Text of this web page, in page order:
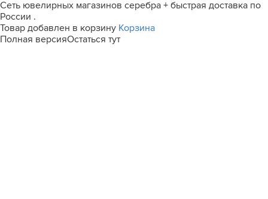
Сеть ювелирных магазинов серебра + быстрая доставка по
России .
Товар добавлен в корзину Корзина
Полная версияОстаться тут